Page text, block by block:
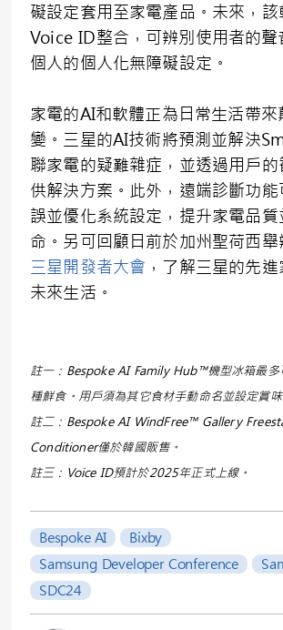
礙設定套用至家電產品。未來，該
Voice ID整合，可辨別使用者的聲
個人的個人化無障礙設定。
家電的AI和軟體正為日常生活帶來
變。三星的AI技術將預測並解決
聯家電的疑難雜症，並透過用戶
供解決方案。此外，遠端診斷功
誤並優化系統設定，提升家電品
命。另可回顧日前於加州聖荷西舉
三星開發者大會 ，了解三星的先
未來生活。
註一：Bespoke AI Family Hub™機型冰箱最多
種鮮食。用戶須為其它食材手動命名並設定賞味
註二：Bespoke AI WindFree™ Gallery
Conditioner僅於韓國販售。
註三：Voice ID預計於2025年正式上線。
Bespoke AI
Bixby
Samsung Developer Conference
SDC24